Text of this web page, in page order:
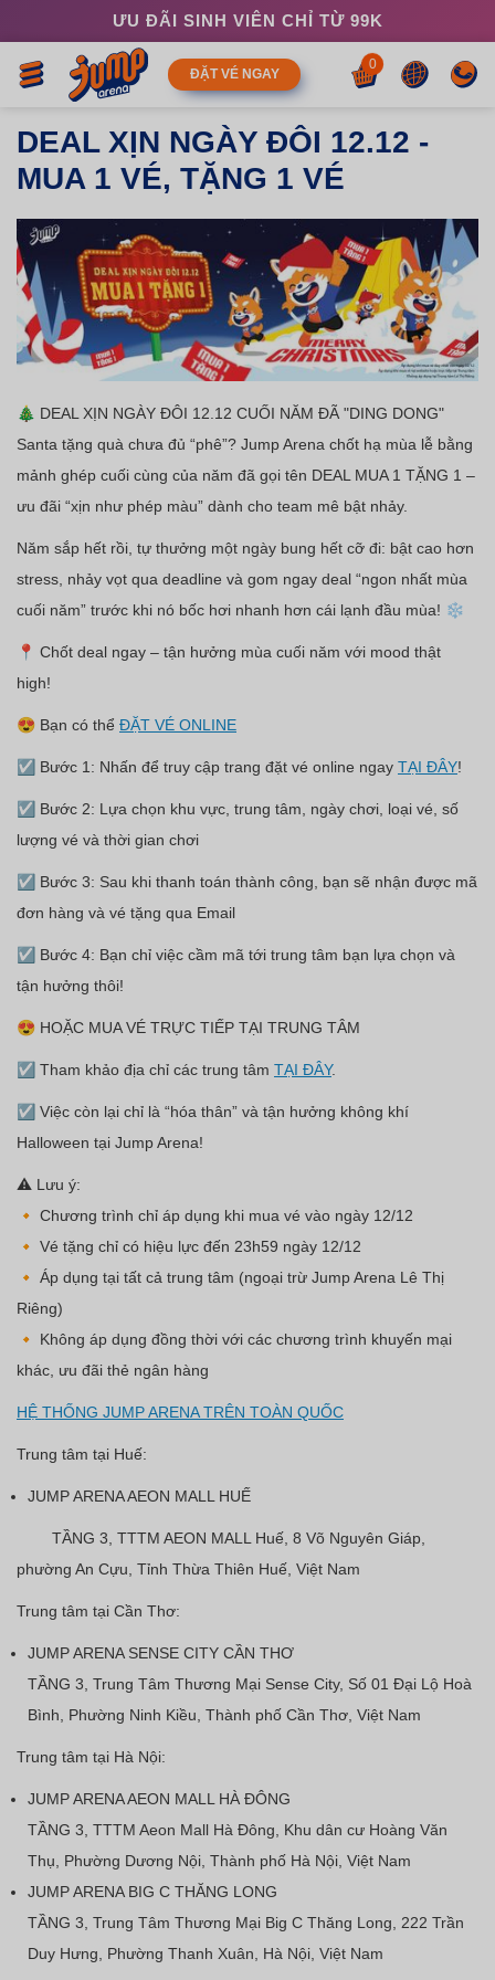
ƯU ĐÃI SINH VIÊN CHỈ TỪ 99K
ĐẶT VÉ NGAY
0
DEAL XỊN NGÀY ĐÔI 12.12 -
MUA 1 VÉ, TẶNG 1 VÉ
🎄 DEAL XỊN NGÀY ĐÔI 12.12 CUỐI NĂM ĐÃ "DING DONG"
Santa tặng quà chưa đủ “phê”? Jump Arena chốt hạ mùa lễ bằng
mảnh ghép cuối cùng của năm đã gọi tên DEAL MUA 1 TẶNG 1 –
ưu đãi “xịn như phép màu” dành cho team mê bật nhảy.
Năm sắp hết rồi, tự thưởng một ngày bung hết cỡ đi: bật cao hơn
stress, nhảy vọt qua deadline và gom ngay deal “ngon nhất mùa
cuối năm” trước khi nó bốc hơi nhanh hơn cái lạnh đầu mùa! ❄️
📍 Chốt deal ngay – tận hưởng mùa cuối năm với mood thật
high!
😍 Bạn có thể ĐẶT VÉ ONLINE
☑️ Bước 1: Nhấn để truy cập trang đặt vé online ngay TẠI ĐÂY!
☑️ Bước 2: Lựa chọn khu vực, trung tâm, ngày chơi, loại vé, số
lượng vé và thời gian chơi​
☑️ Bước 3: Sau khi thanh toán thành công, bạn sẽ nhận được mã
đơn hàng và vé tặng qua Email
☑️ Bước 4: Bạn chỉ việc cầm mã tới trung tâm bạn lựa chọn và
tận hưởng thôi!
😍 HOẶC MUA VÉ TRỰC TIẾP TẠI TRUNG TÂM
☑️ Tham khảo địa chỉ các trung tâm TẠI ĐÂY.
☑️ Việc còn lại chỉ là “hóa thân” và tận hưởng không khí
Halloween tại Jump Arena!
⚠️ Lưu ý:
🔸 Chương trình chỉ áp dụng khi mua vé vào ngày 12/12
🔸 Vé tặng chỉ có hiệu lực đến 23h59 ngày 12/12
🔸 Áp dụng tại tất cả trung tâm (ngoại trừ Jump Arena Lê Thị
Riêng)
🔸 Không áp dụng đồng thời với các chương trình khuyến mại
khác, ưu đãi thẻ ngân hàng
HỆ THỐNG JUMP ARENA TRÊN TOÀN QUỐC
Trung tâm tại Huế:
JUMP ARENA AEON MALL HUẾ
TẦNG 3, TTTM AEON MALL Huế, 8 Võ Nguyên Giáp,
phường An Cựu, Tỉnh Thừa Thiên Huế, Việt Nam
Trung tâm tại Cần Thơ:
JUMP ARENA SENSE CITY CẦN THƠ
TẦNG 3, Trung Tâm Thương Mại Sense City, Số 01 Đại Lộ Hoà
Bình, Phường Ninh Kiều, Thành phố Cần Thơ, Việt Nam
Trung tâm tại Hà Nội:
JUMP ARENA AEON MALL HÀ ĐÔNG
TẦNG 3, TTTM Aeon Mall Hà Đông, Khu dân cư Hoàng Văn
Thụ, Phường Dương Nội, Thành phố Hà Nội, Việt Nam
JUMP ARENA BIG C THĂNG LONG
TẦNG 3, Trung Tâm Thương Mại Big C Thăng Long, 222 Trần
Duy Hưng, Phường Thanh Xuân, Hà Nội, Việt Nam